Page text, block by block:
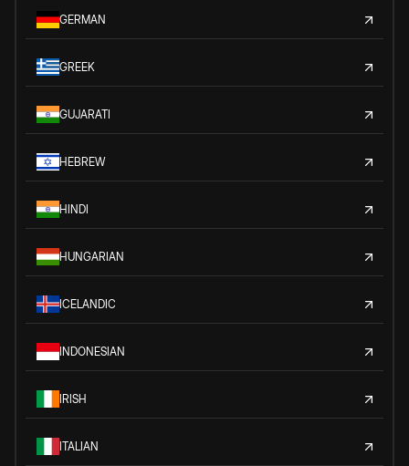
GERMAN
GREEK
GUJARATI
HEBREW
HINDI
HUNGARIAN
ICELANDIC
INDONESIAN
IRISH
ITALIAN